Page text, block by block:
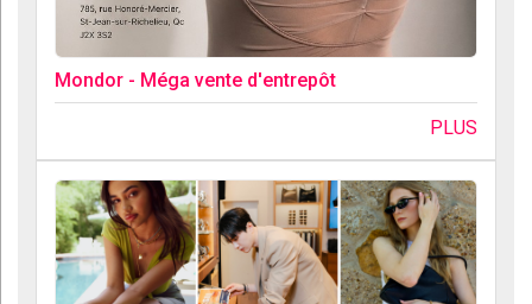
Mondor - Méga vente d'entrepôt
PLUS